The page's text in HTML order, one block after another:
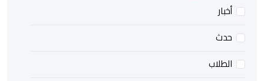
أخبار
حدث
الطلاب